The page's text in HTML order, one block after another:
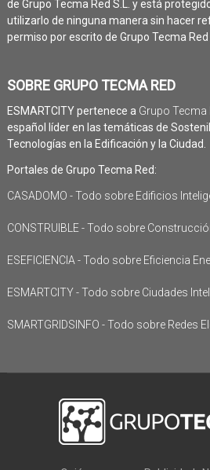
de Grupo Tecma Red S.L. y está
utilizarlo de ninguna manera sin hacer
permiso por escrito de Grupo Tecma Red
SOBRE GRUPO TECMA RED
ESMARTCITY pertenece a Grupo Tecma
español líder en las temáticas de
Tecnologías en la Edificación y la Ciudad.
Portales de Grupo Tecma Red:
CASADOMO - Todo sobre Edificios
CONSTRUIBLE - Todo sobre
ESEFICIENCIA - Todo sobre Eficiencia
ESMARTCITY - Todo sobre Ciudades
SMARTGRIDSINFO - Todo sobre Redes